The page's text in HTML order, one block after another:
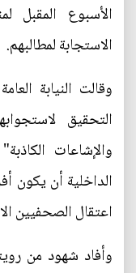
الأسبوع المقبل
الاستجابة لمطالبهم.
وقالت النيابة
التحقيق
والإشاعات
الداخلية أن يكون
اعتقال الصحفيين
وأفاد شهود من